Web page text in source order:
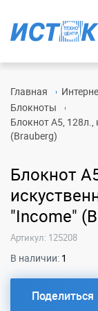
Главная
Блокноты
Блокнот А5, 128л.,
(Brauberg)
Блокнот
"Income"
Артикул: 125208
В наличии: 1
Поделиться